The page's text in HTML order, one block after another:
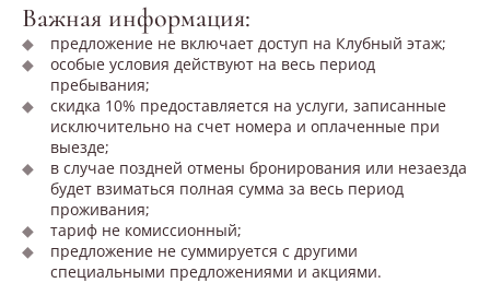
Важная информация:
предложение не включает доступ на Клубный этаж;
особые условия действуют на весь период
пребывания;
скидка 10% предоставляется на услуги, записанные
исключительно на счет номера и оплаченные при
выезде;
в случае поздней отмены бронирования или незаезда
будет взиматься полная сумма за весь период
проживания;
тариф не комиссионный;
предложение не суммируется с другими
специальными предложениями и акциями.